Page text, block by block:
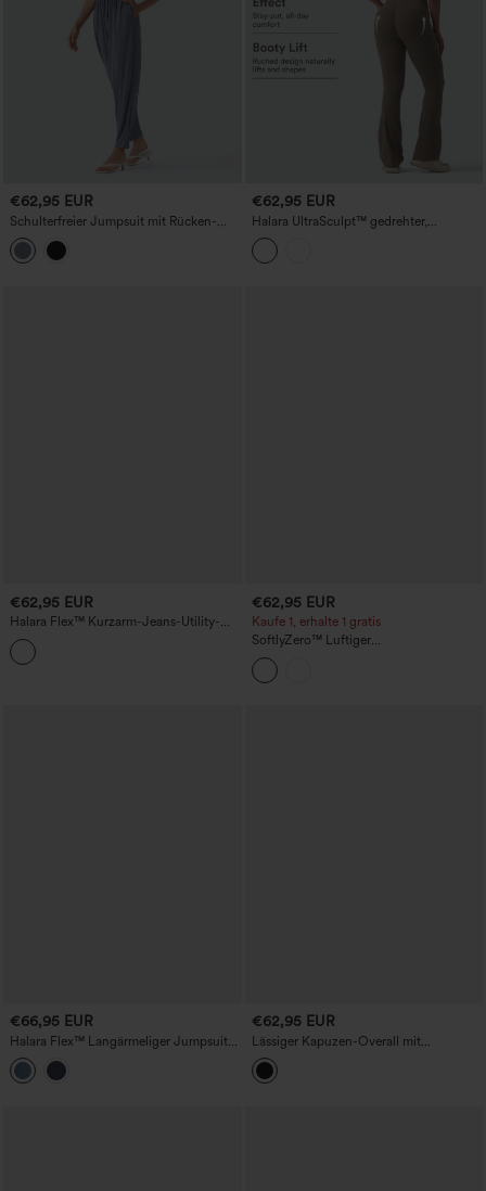
€62,95 EUR
Schulterfreier Jumpsuit mit Rücken-
Reißverschluss und Taschen - Ganz
Entspannt
€62,95 EUR
Halara UltraSculpt™ gedrehter,
rückenfreier Bootcut-Trainings-
Jumpsuit mit Bauchformung,
pohebendem Effekt und Taschen –
€62,95 EUR
Halara Flex™ Kurzarm-Jeans-Utility-
Jumpsuit mit Waschung und Taschen
€62,95 EUR
Kaufe 1, erhalte 1 gratis
SoftlyZero™ Luftiger
Krawattentaschen-Jumpsuit mit
Kühleffekt-UPF50+
€66,95 EUR
Halara Flex™ Langärmeliger Jumpsuit
aus gewaschenem Denim mit
Kordelzug, weitem Bein und Taschen -
Easy Peezy Edition
€62,95 EUR
Lässiger Kapuzen-Overall mit
Kordelzug, langen Ärmeln und Taschen